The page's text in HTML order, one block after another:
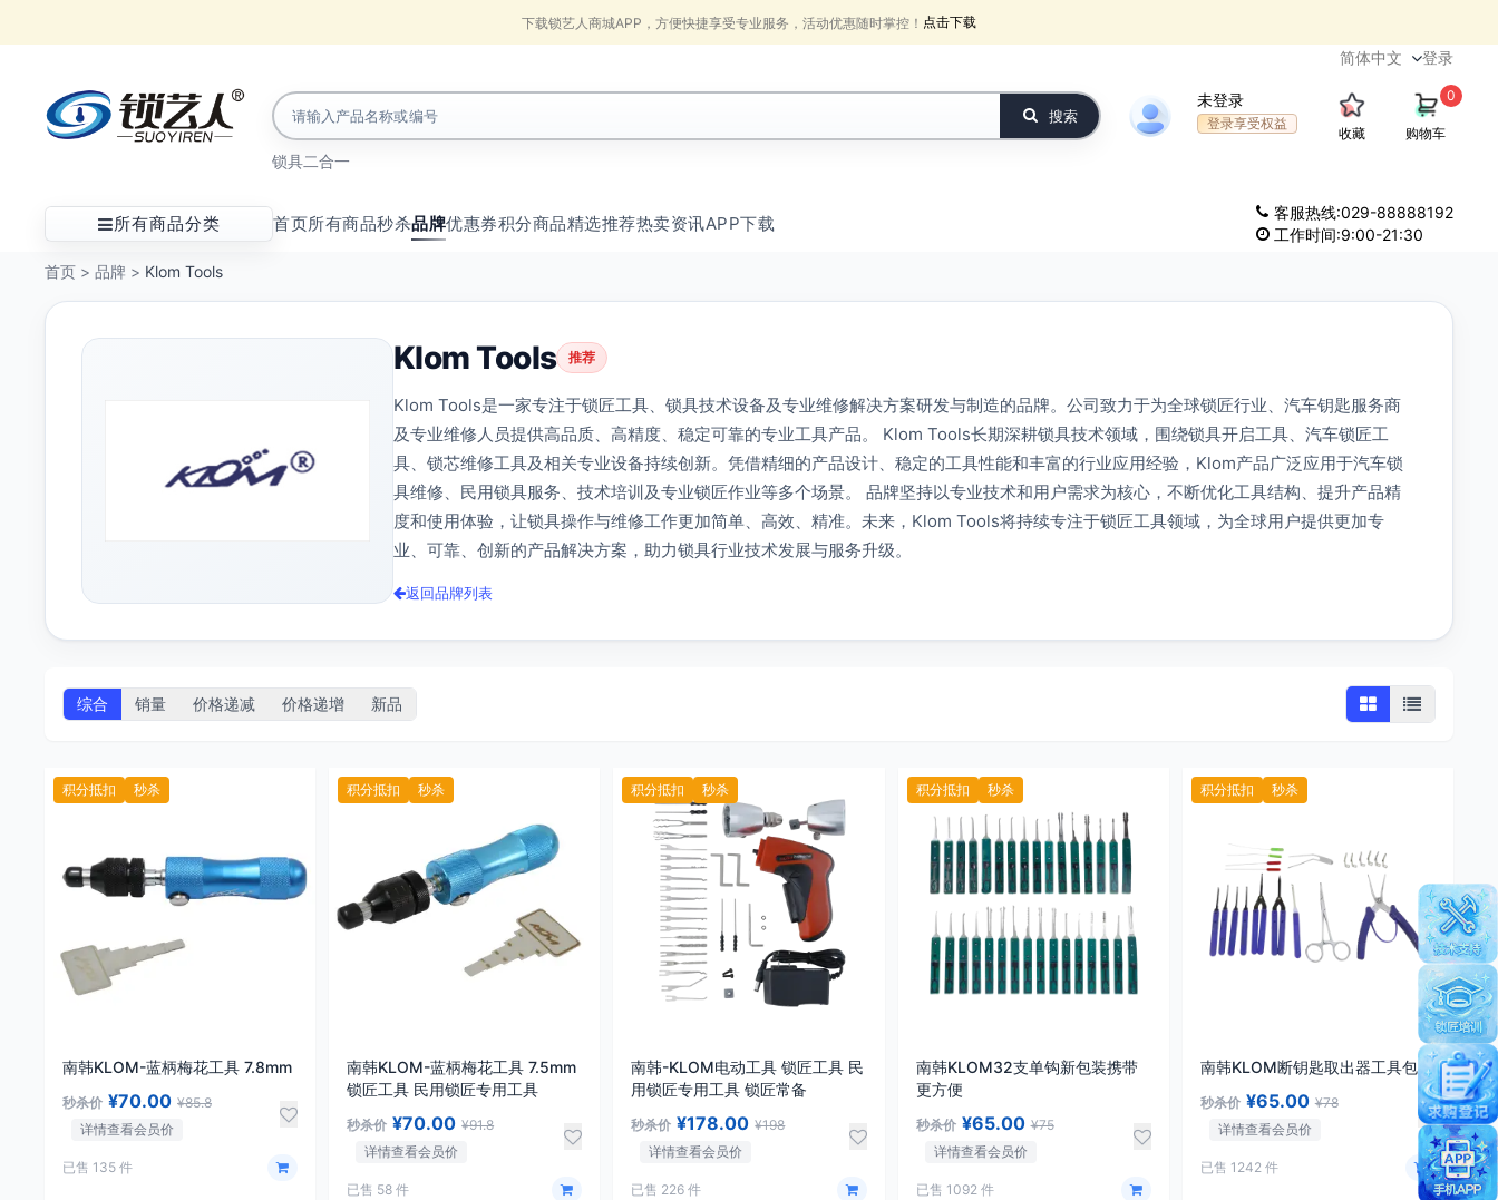
下载锁艺人商城APP，方便快捷享受专业服务，活动优惠随时掌控！ 点击下载
登录
搜索
锁具二合一
未登录
登录享受权益
收藏 购物车
0
所有商品分类 首页所有商品秒杀品牌优惠券积分商品精选推荐热卖资讯APP下载
客服热线:029-88888192
工作时间:9:00-21:30
首页 > 品牌 > Klom Tools
Klom Tools 推荐
Klom Tools是一家专注于锁匠工具、锁具技术设备及专业维修解决方案研发与制造的品牌。公司致力于为全球锁匠行业、汽车钥匙服务商
及专业维修人员提供高品质、高精度、稳定可靠的专业工具产品。 Klom Tools长期深耕锁具技术领域，围绕锁具开启工具、汽车锁匠工
具、锁芯维修工具及相关专业设备持续创新。凭借精细的产品设计、稳定的工具性能和丰富的行业应用经验，Klom产品广泛应用于汽车锁
具维修、民用锁具服务、技术培训及专业锁匠作业等多个场景。 品牌坚持以专业技术和用户需求为核心，不断优化工具结构、提升产品精
度和使用体验，让锁具操作与维修工作更加简单、高效、精准。未来，Klom Tools将持续专注于锁匠工具领域，为全球用户提供更加专
业、可靠、创新的产品解决方案，助力锁具行业技术发展与服务升级。
返回品牌列表
综合 销量 价格递减 价格递增 新品
积分抵扣 秒杀
南韩KLOM-蓝柄梅花工具 7.8mm
秒杀价 ¥70.00 ¥85.8
详情查看会员价
已售 135 件
积分抵扣 秒杀
南韩KLOM-蓝柄梅花工具 7.5mm
锁匠工具 民用锁匠专用工具
秒杀价 ¥70.00 ¥91.8
详情查看会员价
已售 58 件
积分抵扣 秒杀
南韩-KLOM电动工具 锁匠工具 民
用锁匠专用工具 锁匠常备
秒杀价 ¥178.00 ¥198
详情查看会员价
已售 226 件
积分抵扣 秒杀
南韩KLOM32支单钩新包装携带
更方便
秒杀价 ¥65.00 ¥75
详情查看会员价
已售 1092 件
积分抵扣 秒杀
南韩KLOM断钥匙取出器工具包
秒杀价 ¥65.00 ¥78
详情查看会员价
已售 1242 件